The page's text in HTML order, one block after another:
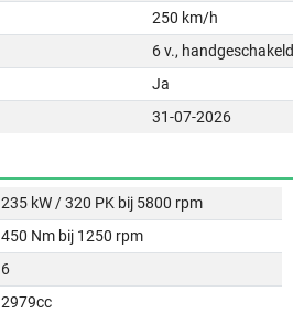
250 km/h
6 v., handgeschakeld
Ja
31-07-2026
235 kW / 320 PK bij 5800 rpm
450 Nm bij 1250 rpm
6
2979cc